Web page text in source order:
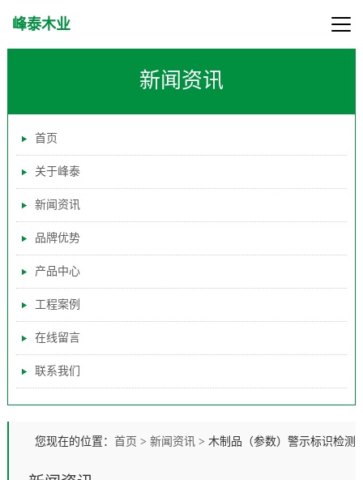
峰泰木业
新闻资讯
首页
关于峰泰
新闻资讯
品牌优势
产品中心
工程案例
在线留言
联系我们
您现在的位置：首页 >新闻资讯 >木制品（参数）警示标识检测